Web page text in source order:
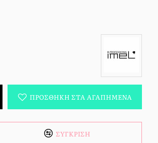
ΠΡΟΣΘΉΚΗ ΣΤΑ ΑΓΑΠΗΜΈΝΑ
ΣΎΓΚΡΙΣΗ